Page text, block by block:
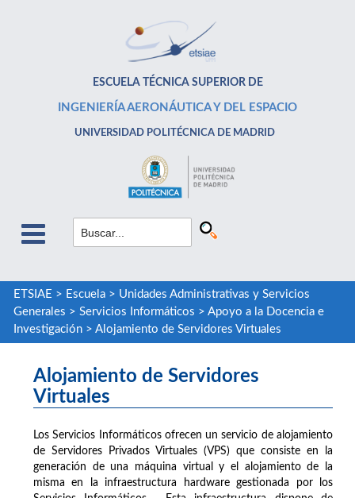
ESCUELA TÉCNICA SUPERIOR DE
INGENIERÍA AERONÁUTICA Y DEL ESPACIO
UNIVERSIDAD POLITÉCNICA DE MADRID
ETSIAE > Escuela> Unidades Administrativas y Servicios
Generales > Servicios Informáticos > Apoyo a la Docencia e
Investigación> Alojamiento de Servidores Virtuales
Alojamiento de Servidores
Virtuales
Los Servicios Informáticos ofrecen un servicio de alojamiento
de Servidores Privados Virtuales (VPS) que consiste en la
generación de una máquina virtual y el alojamiento de la
misma en la infraestructura hardware gestionada por los